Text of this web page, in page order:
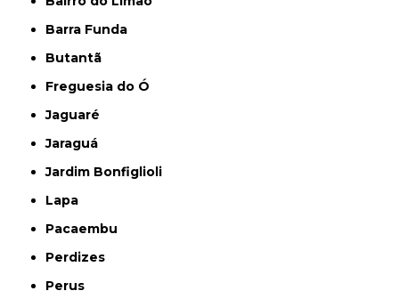
Barra Funda
Butantã
Freguesia do Ó
Jaguaré
Jaraguá
Jardim Bonfiglioli
Lapa
Pacaembu
Perdizes
Perus